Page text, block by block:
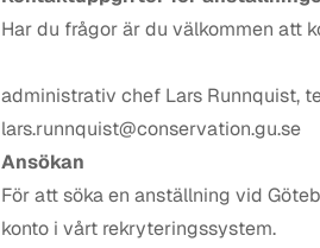
Har du frågor är du välkommen att
administrativ chef Lars Runnquist,
lars.runnquist@conservation.gu.se
Ansökan
För att söka en anställning vid
konto i vårt rekryteringssystem.